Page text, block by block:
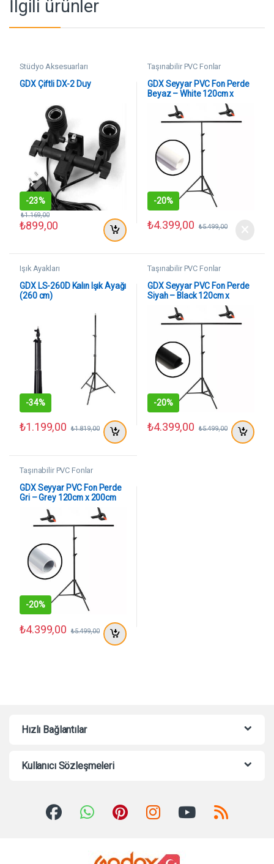
İlgili ürünler
Stüdyo Aksesuarları
GDX Çiftli DX-2 Duy
-23%
₺899,00
₺1.169,00
Taşınabilir PVC Fonlar
GDX Seyyar PVC Fon Perde
Beyaz – White 120cm x
-20%
₺4.399,00 ₺5.499,00
Işık Ayakları
GDX LS-260D Kalın Işık Ayağı
(260 cm)
-34%
₺1.199,00 ₺1.819,00
Taşınabilir PVC Fonlar
GDX Seyyar PVC Fon Perde
Siyah – Black 120cm x
-20%
₺4.399,00 ₺5.499,00
Taşınabilir PVC Fonlar
GDX Seyyar PVC Fon Perde
Gri – Grey 120cm x 200cm
-20%
₺4.399,00 ₺5.499,00
Hızlı Bağlantılar
Kullanıcı Sözleşmeleri